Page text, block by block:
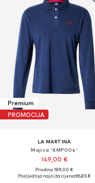
Premium
PROMOCIJA
LA MARTINA
Majica 'XMP004'
149,00 €
Prvotno: 189,00 €
Posljednja najniža cijena:96,85 €